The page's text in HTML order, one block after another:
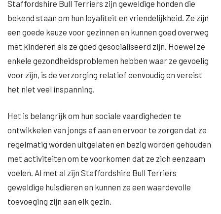
Staffordshire Bull Terriers zijn geweldige honden die
bekend staan om hun loyaliteit en vriendelijkheid. Ze zijn
een goede keuze voor gezinnen en kunnen goed overweg
met kinderen als ze goed gesocialiseerd zijn. Hoewel ze
enkele gezondheidsproblemen hebben waar ze gevoelig
voor zijn, is de verzorging relatief eenvoudig en vereist
het niet veel inspanning.
Het is belangrijk om hun sociale vaardigheden te
ontwikkelen van jongs af aan en ervoor te zorgen dat ze
regelmatig worden uitgelaten en bezig worden gehouden
met activiteiten om te voorkomen dat ze zich eenzaam
voelen. Al met al zijn Staffordshire Bull Terriers
geweldige huisdieren en kunnen ze een waardevolle
toevoeging zijn aan elk gezin.